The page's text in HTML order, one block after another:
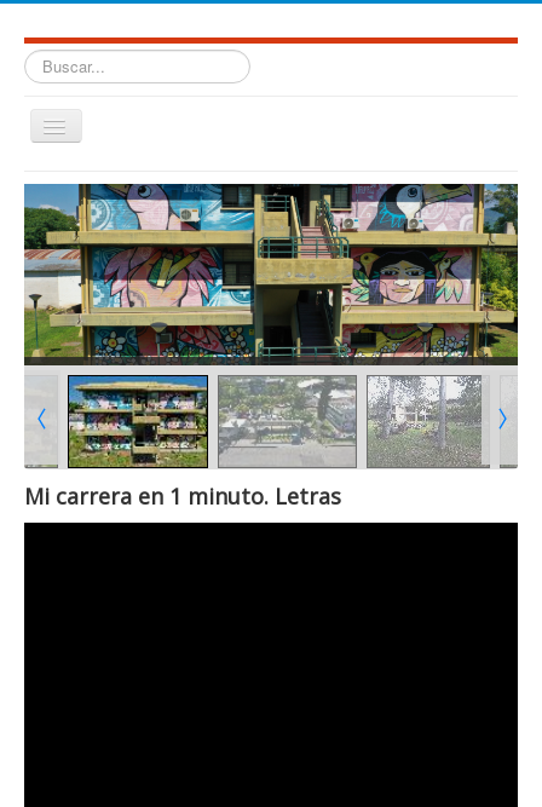
Buscar...
Cambiar
navegación
≡
Mi carrera en 1 minuto. Letras